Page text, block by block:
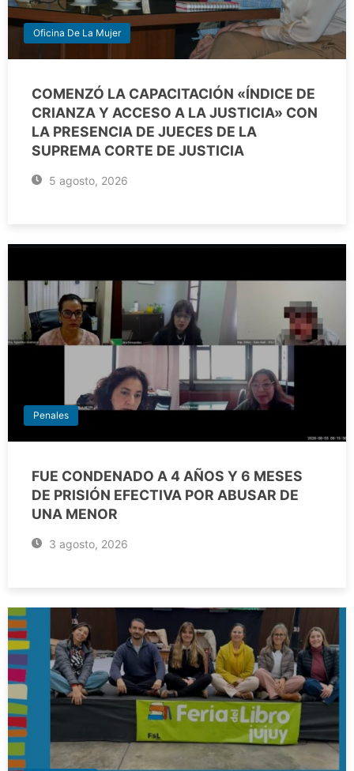
Oficina De La Mujer
COMENZÓ LA CAPACITACIÓN «ÍNDICE DE
CRIANZA Y ACCESO A LA JUSTICIA» CON
LA PRESENCIA DE JUECES DE LA
SUPREMA CORTE DE JUSTICIA
5 agosto, 2026
Penales
FUE CONDENADO A 4 AÑOS Y 6 MESES
DE PRISIÓN EFECTIVA POR ABUSAR DE
UNA MENOR
3 agosto, 2026